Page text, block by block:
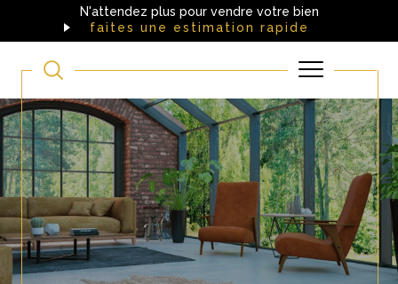
N'attendez plus pour vendre votre bien
faites une estimation rapide